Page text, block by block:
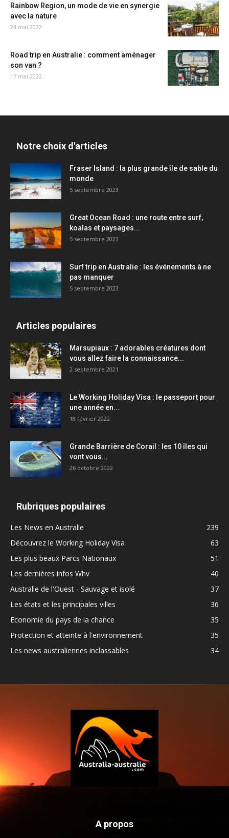
Rainbow Region, un mode de vie en synergie
avec la nature
24 mai 2022
Road trip en Australie : comment aménager
son van ?
17 mai 2022
Notre choix d'articles
Fraser Island : la plus grande île de sable du
monde
5 septembre 2023
Great Ocean Road : une route entre surf,
koalas et paysages...
5 septembre 2023
Surf trip en Australie : les événements à ne
pas manquer
5 septembre 2023
Articles populaires
Marsupiaux : 7 adorables créatures dont
vous allez faire la connaissance...
2 septembre 2021
Le Working Holiday Visa : le passeport pour
une année en...
18 février 2022
Grande Barrière de Corail : les 10 îles qui
vont vous...
26 octobre 2022
Rubriques populaires
Les News en Australie
239
Découvrez le Working Holiday Visa
63
Les plus beaux Parcs Nationaux
51
Les dernières infos Whv
40
Australie de l'Ouest - Sauvage et isolé
37
Les états et les principales villes
36
Economie du pays de la chance
35
Protection et atteinte à l'environnement
35
Les news australiennes inclassables
34
A propos